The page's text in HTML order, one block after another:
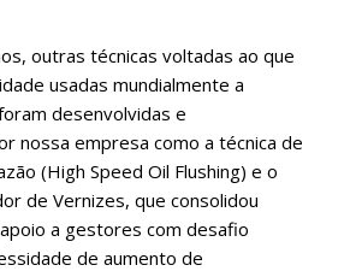
outras técnicas voltadas ao que
usadas mundialmente a
desenvolvidas e
nossa empresa como a técnica de
(High Speed Oil Flushing) e o
de Vernizes, que consolidou
a gestores com desafio
de aumento de